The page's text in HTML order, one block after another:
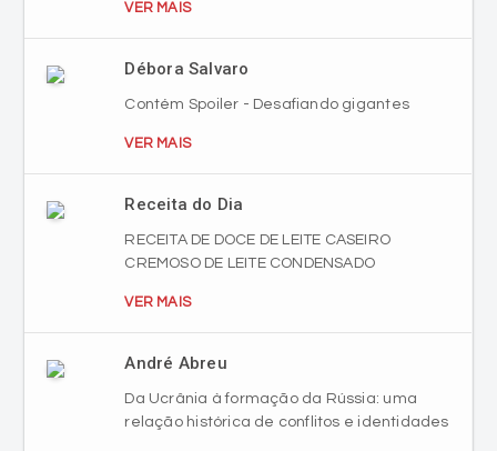
VER MAIS
Débora Salvaro
Contém Spoiler - Desafiando gigantes
VER MAIS
Receita do Dia
RECEITA DE DOCE DE LEITE CASEIRO
CREMOSO DE LEITE CONDENSADO
VER MAIS
André Abreu
Da Ucrânia à formação da Rússia: uma
relação histórica de conflitos e identidades